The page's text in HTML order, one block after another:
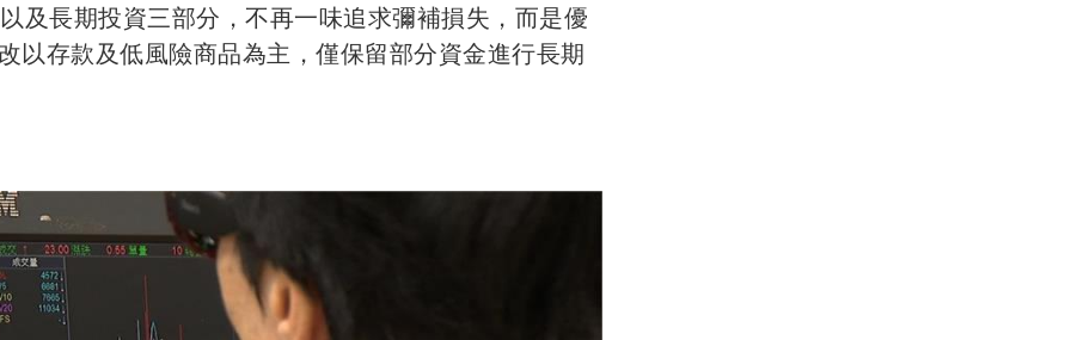
及長期投資三部分，不再一味追求彌補損失，而是優
以存款及低風險商品為主，僅保留部分資金進行長期